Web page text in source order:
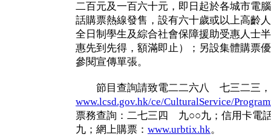
二百元及一百六十元，即日起於各城市電
話購票熱線發售，設有六十歲或以上高齡
全日制學生及綜合社會保障援助受惠人士
惠先到先得，額滿即止）；另設集體購票
參閱宣傳單張。
節目查詢請致電二二六八 七三二三，
www.lcsd.gov.hk/ce/CulturalService/
票務查詢：二七三四 九○○九；信用卡電
九；網上購票： www.urbtix.hk。